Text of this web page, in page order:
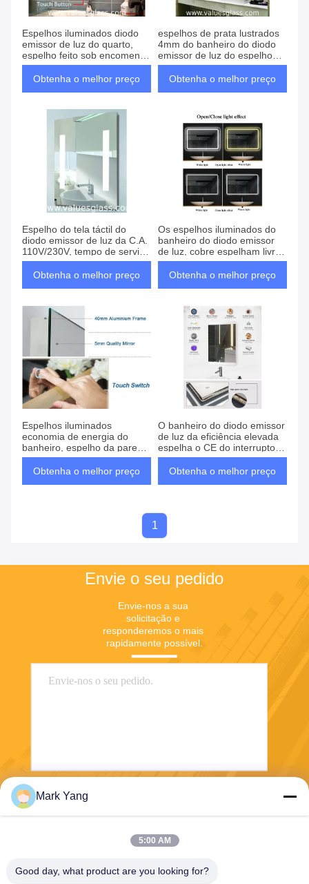
Espelhos iluminados diodo
emissor de luz do quarto,
espelho feito sob encomenda
do banheiro do tamanho com
luzes
Obtenha o melhor preço
espelhos de prata lustrados
4mm do banheiro do diodo
emissor de luz do espelho
com interruptor dos seixos
do toque
Obtenha o melhor preço
Espelho do tela táctil do
diodo emissor de luz da C.A.
110V/230V, tempo de serviço
longo iluminado do espelho
da parede
Obtenha o melhor preço
Os espelhos iluminados do
banheiro do diodo emissor
de luz, cobre espelham livre
o tamanho personalizado
Obtenha o melhor preço
Espelhos iluminados
economia de energia do
banheiro, espelho da parede
com luzes conduzidas
Obtenha o melhor preço
O banheiro do diodo emissor
de luz da eficiência elevada
espelha o CE do interruptor
do tela táctil habilitado
Obtenha o melhor preço
1
Envie o seu pedido
Envie-nos a sua
solicitação e
responderemos o mais
rapidamente possível.
Mark Yang
5:00 AM
Good day, what product are you looking for?